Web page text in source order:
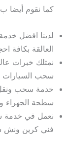
كما نقوم أيضا
لدينا افضل
العالقة بكافة
نمتلك خبرات
سحب السيارات
خدمة سحب ونقل
سطحة الجهراء
نعمل في خدمة
فني كرين ونش